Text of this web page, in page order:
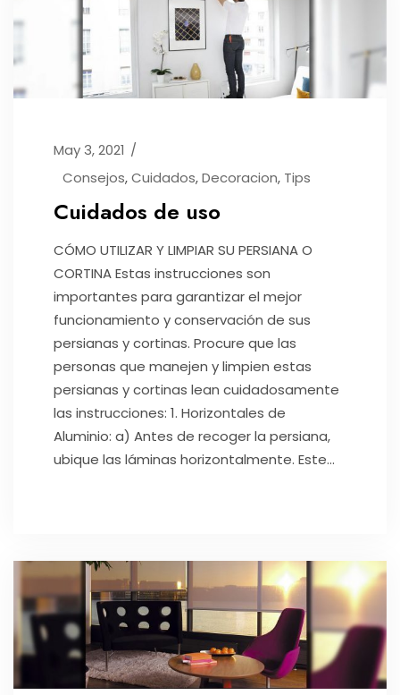
May 3, 2021
Consejos,Cuidados,Decoracion, Tips
Cuidados de uso
CÓMO UTILIZAR Y LIMPIAR SU PERSIANA O
CORTINA Estas instrucciones son
importantes para garantizar el mejor
funcionamiento y conservación de sus
persianas y cortinas. Procure que las
personas que manejen y limpien estas
persianas y cortinas lean cuidadosamente
las instrucciones: 1. Horizontales de
Aluminio: a) Antes de recoger la persiana,
ubique las láminas horizontalmente. Este...